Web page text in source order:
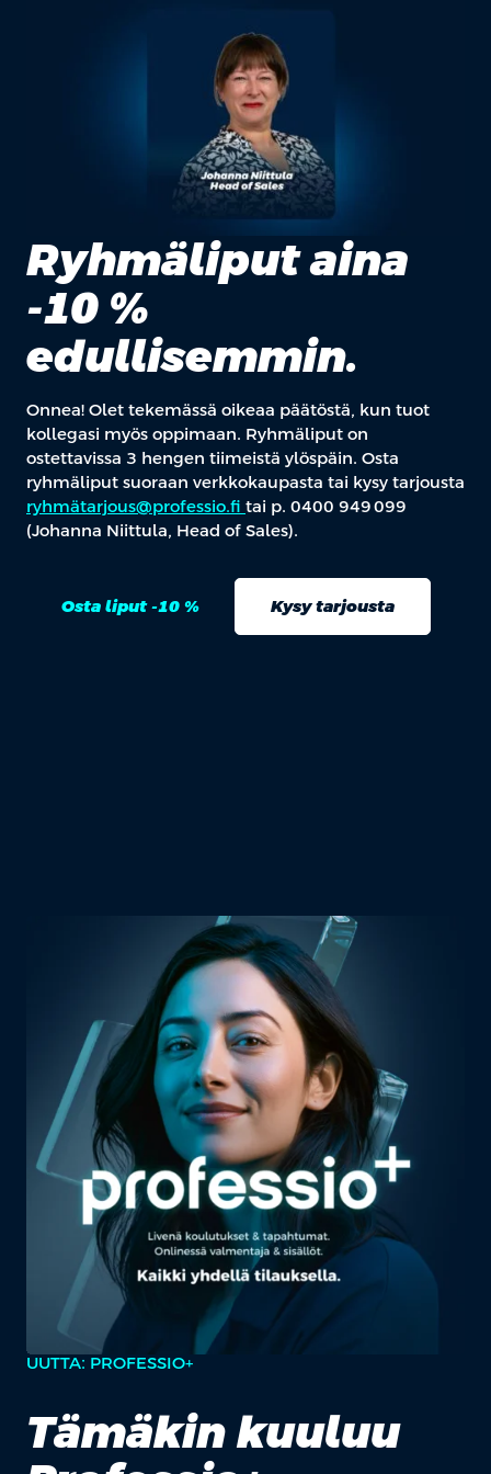
Ryhmäliput aina
-10 %
edullisemmin.
Onnea! Olet tekemässä oikeaa päätöstä, kun tuot
kollegasi myös oppimaan. Ryhmäliput on
ostettavissa 3 hengen tiimeistä ylöspäin. Osta
ryhmäliput suoraan verkkokaupasta tai kysy tarjousta
ryhmätarjous@professio.fi tai p. 0400 949 099
(Johanna Niittula, Head of Sales).
Osta liput -10 % Kysy tarjousta
UUTTA: PROFESSIO+
Tämäkin kuuluu